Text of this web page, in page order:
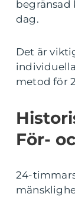
begränsad
dag.
Det är
metod för
För-
24-